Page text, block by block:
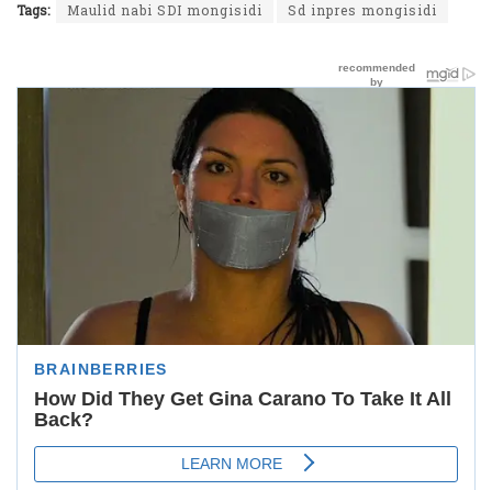
Tags: Maulid nabi SDI mongisidi Sd inpres mongisidi